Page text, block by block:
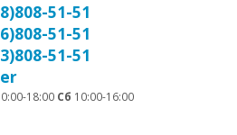
51-51
51-51
51-51
18:00 Сб 10:00-16:00